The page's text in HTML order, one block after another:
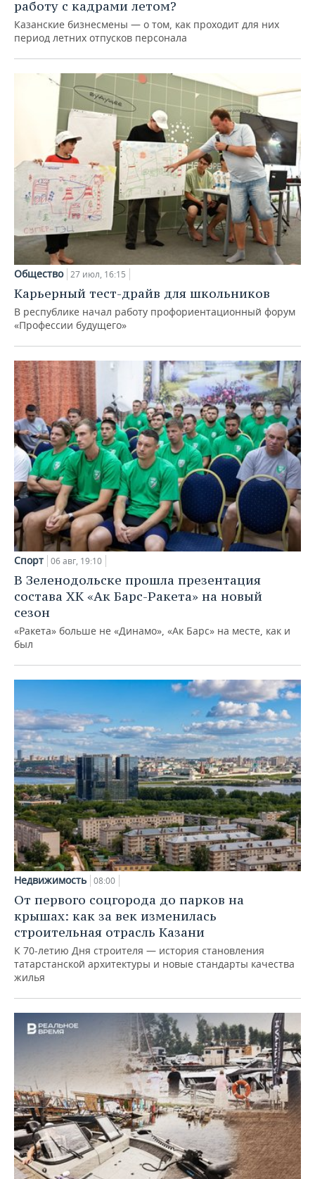
работу с кадрами летом?
Казанские бизнесмены — о том, как проходит для них
период летних отпусков персонала
Общество 27 июл, 16:15
Карьерный тест-драйв для школьников
В республике начал работу профориентационный форум
«Профессии будущего»
Спорт 06 авг, 19:10
В Зеленодольске прошла презентация
состава ХК «Ак Барс-Ракета» на новый
сезон
«Ракета» больше не «Динамо», «Ак Барс» на месте, как и
был
Недвижимость 08:00
От первого соцгорода до парков на
крышах: как за век изменилась
строительная отрасль Казани
К 70-летию Дня строителя — история становления
татарстанской архитектуры и новые стандарты качества
жилья